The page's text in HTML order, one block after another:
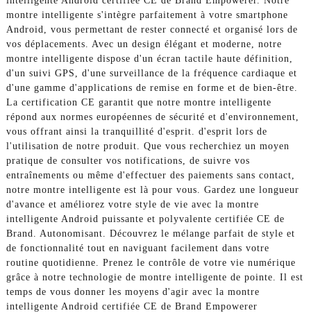
montre intelligente s'intègre parfaitement à votre smartphone
Android, vous permettant de rester connecté et organisé lors de
vos déplacements. Avec un design élégant et moderne, notre
montre intelligente dispose d'un écran tactile haute définition,
d'un suivi GPS, d'une surveillance de la fréquence cardiaque et
d'une gamme d'applications de remise en forme et de bien-être.
La certification CE garantit que notre montre intelligente
répond aux normes européennes de sécurité et d'environnement,
vous offrant ainsi la tranquillité d'esprit. d'esprit lors de
l'utilisation de notre produit. Que vous recherchiez un moyen
pratique de consulter vos notifications, de suivre vos
entraînements ou même d'effectuer des paiements sans contact,
notre montre intelligente est là pour vous. Gardez une longueur
d'avance et améliorez votre style de vie avec la montre
intelligente Android puissante et polyvalente certifiée CE de
Brand. Autonomisant. Découvrez le mélange parfait de style et
de fonctionnalité tout en naviguant facilement dans votre
routine quotidienne. Prenez le contrôle de votre vie numérique
grâce à notre technologie de montre intelligente de pointe. Il est
temps de vous donner les moyens d'agir avec la montre
intelligente Android certifiée CE de Brand Empowerer